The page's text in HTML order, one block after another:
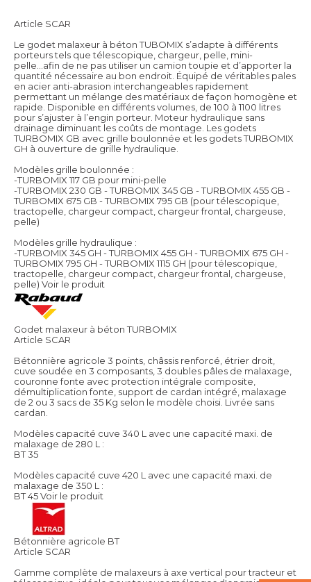
Article SCAR
Le godet malaxeur à béton TUBOMIX s’adapte à différents
porteurs tels que télescopique, chargeur, pelle, mini-
pelle...afin de ne pas utiliser un camion toupie et d’apporter la
quantité nécessaire au bon endroit. Équipé de véritables pales
en acier anti-abrasion interchangeables rapidement
permettant un mélange des matériaux de façon homogène et
rapide. Disponible en différents volumes, de 100 à 1100 litres
pour s’ajuster à l’engin porteur. Moteur hydraulique sans
drainage diminuant les coûts de montage. Les godets
TURBOMIX GB avec grille boulonnée et les godets TURBOMIX
GH à ouverture de grille hydraulique.
Modèles grille boulonnée :
-TURBOMIX 117 GB pour mini-pelle
-TURBOMIX 230 GB - TURBOMIX 345 GB - TURBOMIX 455 GB -
TURBOMIX 675 GB - TURBOMIX 795 GB (pour télescopique,
tractopelle, chargeur compact, chargeur frontal, chargeuse,
pelle)
Modèles grille hydraulique :
-TURBOMIX 345 GH - TURBOMIX 455 GH - TURBOMIX 675 GH -
TURBOMIX 795 GH - TURBOMIX 1115 GH (pour télescopique,
tractopelle, chargeur compact, chargeur frontal, chargeuse,
pelle) Voir le produit
Godet malaxeur à béton TURBOMIX
Article SCAR
Bétonnière agricole 3 points, châssis renforcé, étrier droit,
cuve soudée en 3 composants, 3 doubles pâles de malaxage,
couronne fonte avec protection intégrale composite,
démultiplication fonte, support de cardan intégré, malaxage
de 2 ou 3 sacs de 35 Kg selon le modèle choisi. Livrée sans
cardan.
Modèles capacité cuve 340 L avec une capacité maxi. de
malaxage de 280 L :
BT 35
Modèles capacité cuve 420 L avec une capacité maxi. de
malaxage de 350 L :
BT 45Voir le produit
Bétonnière agricole BT
Article SCAR
Gamme complète de malaxeurs à axe vertical pour tracteur et